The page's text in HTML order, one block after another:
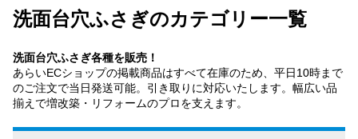
洗面台穴ふさぎのカテゴリー一覧
洗面台穴ふさぎ各種を販売！
あらいECショップの掲載商品はすべて在庫のため、平日10時まで
のご注文で当日発送可能。引き取りに対応いたします。幅広い品
揃えで増改築・リフォームのプロを支えます。